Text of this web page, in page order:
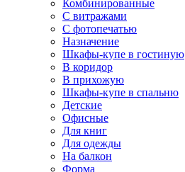
Комбинированные
С витражами
С фотопечатью
Назначение
Шкафы-купе в гостиную
В коридор
В прихожую
Шкафы-купе в спальню
Детские
Офисные
Для книг
Для одежды
На балкон
Форма